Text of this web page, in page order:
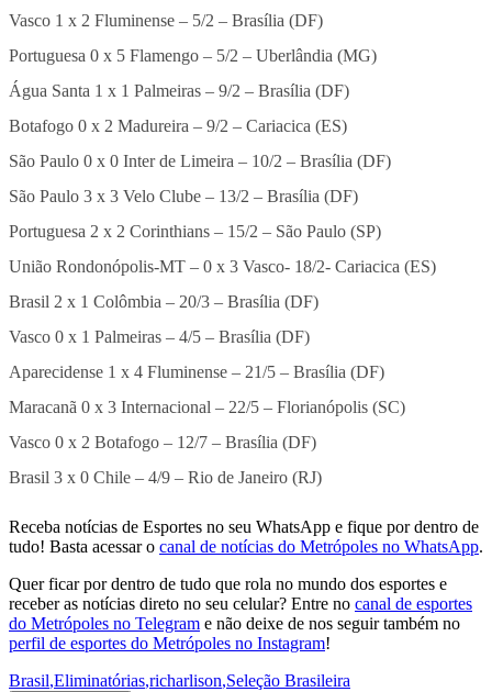
Vasco 1 x 2 Fluminense – 5/2 – Brasília (DF)
Portuguesa 0 x 5 Flamengo – 5/2 – Uberlândia (MG)
Água Santa 1 x 1 Palmeiras – 9/2 – Brasília (DF)
Botafogo 0 x 2 Madureira – 9/2 – Cariacica (ES)
São Paulo 0 x 0 Inter de Limeira – 10/2 – Brasília (DF)
São Paulo 3 x 3 Velo Clube – 13/2 – Brasília (DF)
Portuguesa 2 x 2 Corinthians – 15/2 – São Paulo (SP)
União Rondonópolis-MT – 0 x 3 Vasco- 18/2- Cariacica (ES)
Brasil 2 x 1 Colômbia – 20/3 – Brasília (DF)
Vasco 0 x 1 Palmeiras – 4/5 – Brasília (DF)
Aparecidense 1 x 4 Fluminense – 21/5 – Brasília (DF)
Maracanã 0 x 3 Internacional – 22/5 – Florianópolis (SC)
Vasco 0 x 2 Botafogo – 12/7 – Brasília (DF)
Brasil 3 x 0 Chile – 4/9 – Rio de Janeiro (RJ)
Receba notícias de Esportes no seu WhatsApp e fique por dentro de
tudo! Basta acessar o canal de notícias do Metrópoles no WhatsApp.
Quer ficar por dentro de tudo que rola no mundo dos esportes e
receber as notícias direto no seu celular? Entre no canal de esportes
do Metrópoles no Telegram e não deixe de nos seguir também no
perfil de esportes do Metrópoles no Instagram!
Brasil,Eliminatórias,richarlison,Seleção Brasileira